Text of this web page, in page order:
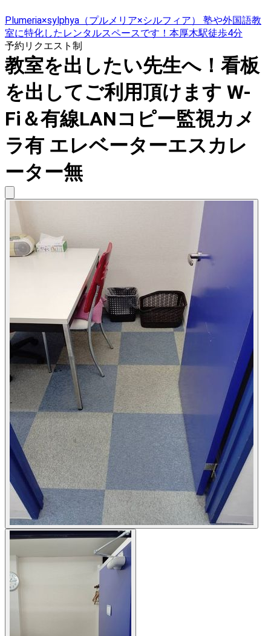
Plumeria×sylphya（プルメリア×シルフィア） 塾や外国語教
室に特化したレンタルスペースです！本厚木駅徒歩4分
予約リクエスト制
教室を出したい先生へ！看板
を出してご利用頂けます W-
Fi＆有線LANコピー監視カメ
ラ有 エレベーターエスカレ
ーター無